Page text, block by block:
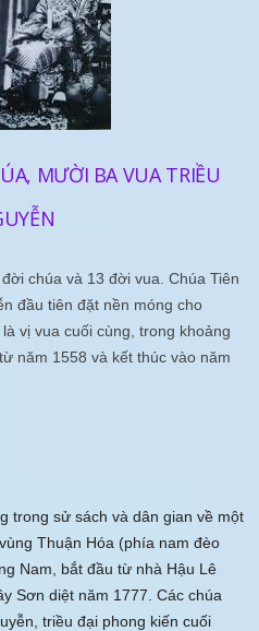
MƯỜI BA VUA TRIỀU
chúa và 13 đời vua. Chúa Tiên
đầu tiên đặt nền móng cho
vị vua cuối cùng, trong khoảng
năm 1558 và kết thúc vào năm
trong sử sách và dân gian về một
Thuận Hóa (phía nam đèo
Nam, bắt đầu từ nhà Hậu Lê
Sơn diệt năm 1777. Các chúa
triều đại phong kiến cuối